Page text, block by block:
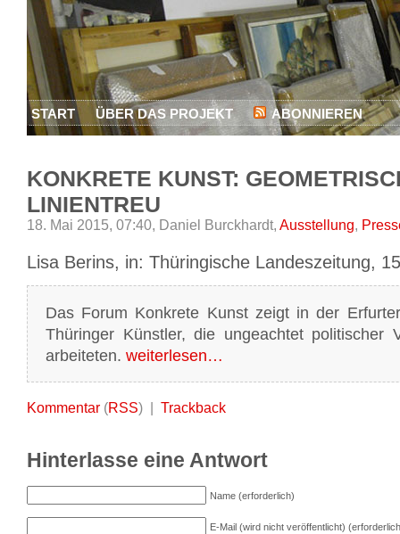
START ÜBER DAS PROJEKT ABONNIEREN
KONKRETE KUNST:
LINIENTREU
18. Mai 2015, 07:40, Daniel Burckhardt, Ausstellung,
Lisa Berins, in: Thüringische Landeszeitung,
Das Forum Konkrete Kunst zeigt in der
Thüringer Künstler, die ungeachtet politischer
arbeiteten. weiterlesen…
Kommentar (RSS) | Trackback
Hinterlasse eine Antwort
Name (erforderlich)
E-Mail (wird nicht veröffentlicht)